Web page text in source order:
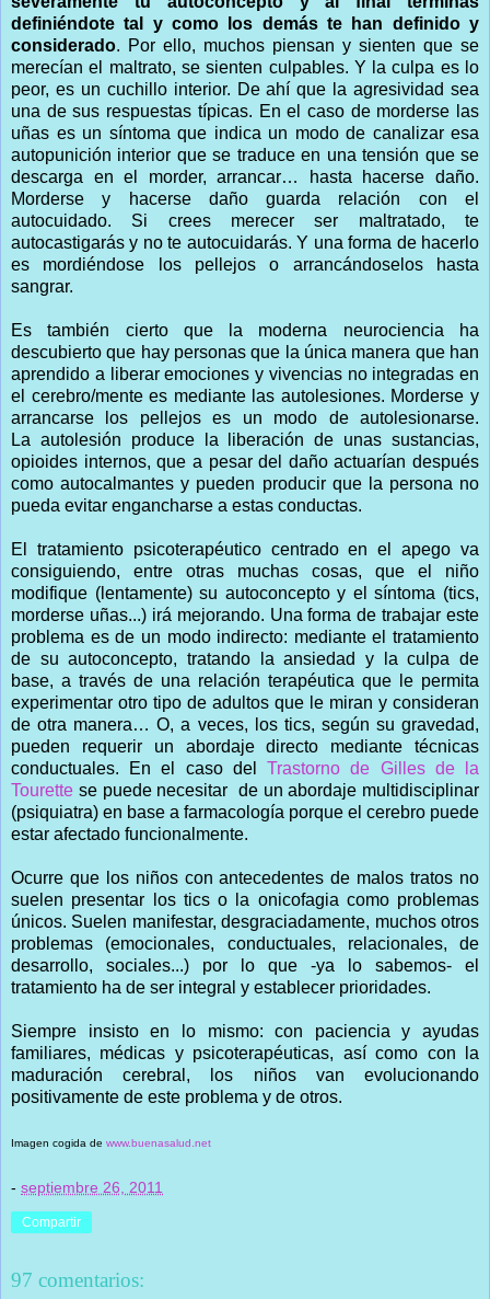
definiéndote tal y como los demás te han definido y
considerado. Por ello, muchos piensan y sienten que se
merecían el maltrato, se sienten culpables. Y la culpa es lo
peor, es un cuchillo interior. De ahí que la agresividad sea
una de sus respuestas típicas. En el caso de morderse las
uñas es un síntoma que indica un modo de canalizar esa
autopunición interior que se traduce en una tensión que se
descarga en el morder, arrancar… hasta hacerse daño.
Morderse y hacerse daño guarda relación con el
autocuidado. Si crees merecer ser maltratado, te
autocastigarás y no te autocuidarás. Y una forma de hacerlo
es mordiéndose los pellejos o arrancándoselos hasta
sangrar.
Es también cierto que la moderna neurociencia ha
descubierto que hay personas que la única manera que han
aprendido a liberar emociones y vivencias no integradas en
el cerebro/mente es mediante las autolesiones. Morderse y
arrancarse los pellejos es un modo de autolesionarse.
La autolesión produce la liberación de unas sustancias,
opioides internos, que a pesar del daño actuarían después
como autocalmantes y pueden producir que la persona no
pueda evitar engancharse a estas conductas.
El tratamiento psicoterapéutico centrado en el apego va
consiguiendo, entre otras muchas cosas, que el niño
modifique (lentamente) su autoconcepto y el síntoma (tics,
morderse uñas...) irá mejorando. Una forma de trabajar este
problema es de un modo indirecto: mediante el tratamiento
de su autoconcepto, tratando la ansiedad y la culpa de
base, a través de una relación terapéutica que le permita
experimentar otro tipo de adultos que le miran y consideran
de otra manera… O, a veces, los tics, según su gravedad,
pueden requerir un abordaje directo mediante técnicas
conductuales. En el caso delTrastorno de Gilles de la
Tourette se puede necesitar de un abordaje multidisciplinar
(psiquiatra) en base a farmacología porque el cerebro puede
estar afectado funcionalmente.
Ocurre que los niños con antecedentes de malos tratos no
suelen presentar los tics o la onicofagia como problemas
únicos. Suelen manifestar, desgraciadamente, muchos otros
problemas (emocionales, conductuales, relacionales, de
desarrollo, sociales...) por lo que -ya lo sabemos- el
tratamiento ha de ser integral y establecer prioridades.
Siempre insisto en lo mismo: con paciencia y ayudas
familiares, médicas y psicoterapéuticas, así como con la
maduración cerebral, los niños van evolucionando
positivamente de este problema y de otros.
Imagen cogida de www.buenasalud.net
- septiembre 26, 2011
Compartir
97 comentarios: